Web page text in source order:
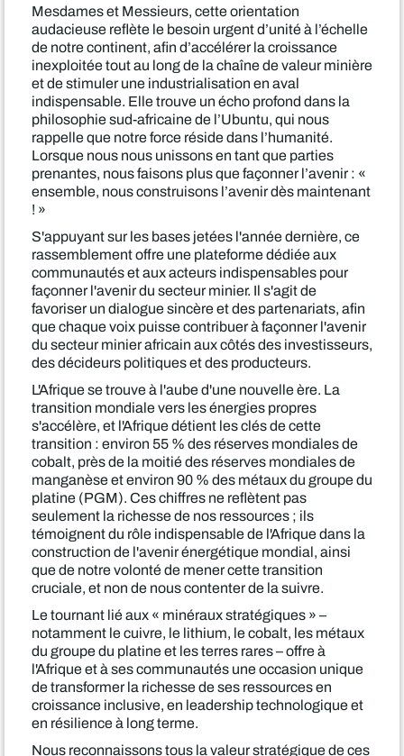
Mesdames et Messieurs, cette orientation
audacieuse reflète le besoin urgent d’unité à l’échelle
de notre continent, afin d’accélérer la croissance
inexploitée tout au long de la chaîne de valeur minière
et de stimuler une industrialisation en aval
indispensable. Elle trouve un écho profond dans la
philosophie sud-africaine de l’Ubuntu, qui nous
rappelle que notre force réside dans l’humanité.
Lorsque nous nous unissons en tant que parties
prenantes, nous faisons plus que façonner l’avenir : «
ensemble, nous construisons l’avenir dès maintenant
! »
S'appuyant sur les bases jetées l'année dernière, ce
rassemblement offre une plateforme dédiée aux
communautés et aux acteurs indispensables pour
façonner l'avenir du secteur minier. Il s'agit de
favoriser un dialogue sincère et des partenariats, afin
que chaque voix puisse contribuer à façonner l'avenir
du secteur minier africain aux côtés des investisseurs,
des décideurs politiques et des producteurs.
L'Afrique se trouve à l'aube d'une nouvelle ère. La
transition mondiale vers les énergies propres
s'accélère, et l'Afrique détient les clés de cette
transition : environ 55 % des réserves mondiales de
cobalt, près de la moitié des réserves mondiales de
manganèse et environ 90 % des métaux du groupe du
platine (PGM). Ces chiffres ne reflètent pas
seulement la richesse de nos ressources ; ils
témoignent du rôle indispensable de l'Afrique dans la
construction de l'avenir énergétique mondial, ainsi
que de notre volonté de mener cette transition
cruciale, et non de nous contenter de la suivre.
Le tournant lié aux « minéraux stratégiques » –
notamment le cuivre, le lithium, le cobalt, les métaux
du groupe du platine et les terres rares – offre à
l'Afrique et à ses communautés une occasion unique
de transformer la richesse de ses ressources en
croissance inclusive, en leadership technologique et
en résilience à long terme.
Nous reconnaissons tous la valeur stratégique de ces